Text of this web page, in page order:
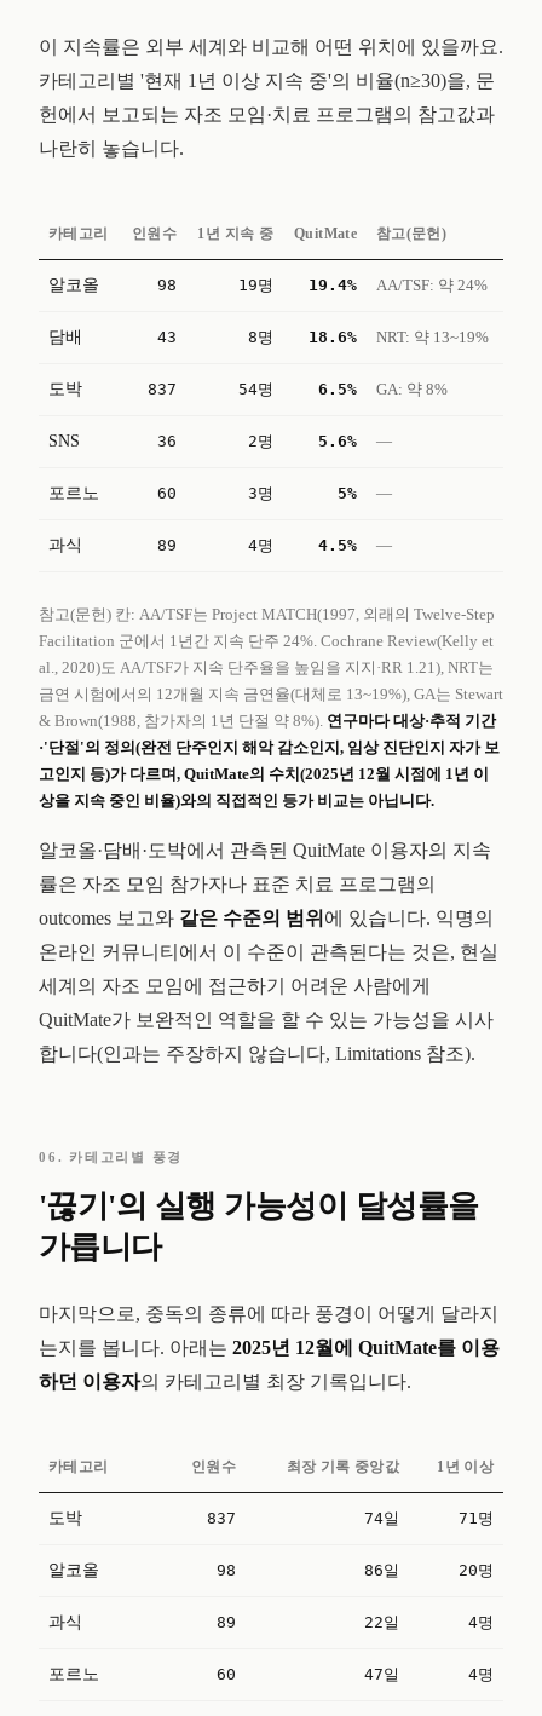
이 지속률은 외부 세계와 비교해 어떤 위치에 있을까요.
카테고리별 '현재 1년 이상 지속 중'의 비율(n≥30)을, 문
헌에서 보고되는 자조 모임·치료 프로그램의 참고값과
나란히 놓습니다.
카테고리 인원수 1년 지속 중 QuitMate 참고(문헌)
알코올 98 19명 19.4% AA/TSF: 약 24%
담배 43 8명 18.6% NRT: 약 13~19%
도박 837 54명 6.5% GA: 약 8%
SNS 36 2명 5.6% —
포르노 60 3명 5% —
과식 89 4명 4.5% —
참고(문헌) 칸: AA/TSF는 Project MATCH(1997, 외래의 Twelve-Step
Facilitation 군에서 1년간 지속 단주 24%. Cochrane Review(Kelly et
al., 2020)도 AA/TSF가 지속 단주율을 높임을 지지·RR 1.21), NRT는
금연 시험에서의 12개월 지속 금연율(대체로 13~19%), GA는 Stewart
& Brown(1988, 참가자의 1년 단절 약 8%). 연구마다 대상·추적 기간
·'단절'의 정의(완전 단주인지 해악 감소인지, 임상 진단인지 자가 보
고인지 등)가 다르며, QuitMate의 수치(2025년 12월 시점에 1년 이
상을 지속 중인 비율)와의 직접적인 등가 비교는 아닙니다.
알코올·담배·도박에서 관측된 QuitMate 이용자의 지속
률은 자조 모임 참가자나 표준 치료 프로그램의
outcomes 보고와 같은 수준의 범위 에 있습니다. 익명의
온라인 커뮤니티에서 이 수준이 관측된다는 것은, 현실
세계의 자조 모임에 접근하기 어려운 사람에게
QuitMate가 보완적인 역할을 할 수 있는 가능성을 시사
합니다(인과는 주장하지 않습니다, Limitations 참조).
06. 카테고리별 풍경
'끊기'의 실행 가능성이 달성률을
가릅니다
마지막으로, 중독의 종류에 따라 풍경이 어떻게 달라지
는지를 봅니다. 아래는 2025년 12월에 QuitMate를 이용
하던 이용자의 카테고리별 최장 기록입니다.
카테고리 인원수 최장 기록 중앙값 1년 이상
도박 837 74일 71명
알코올 98 86일 20명
과식 89 22일 4명
포르노 60 47일 4명